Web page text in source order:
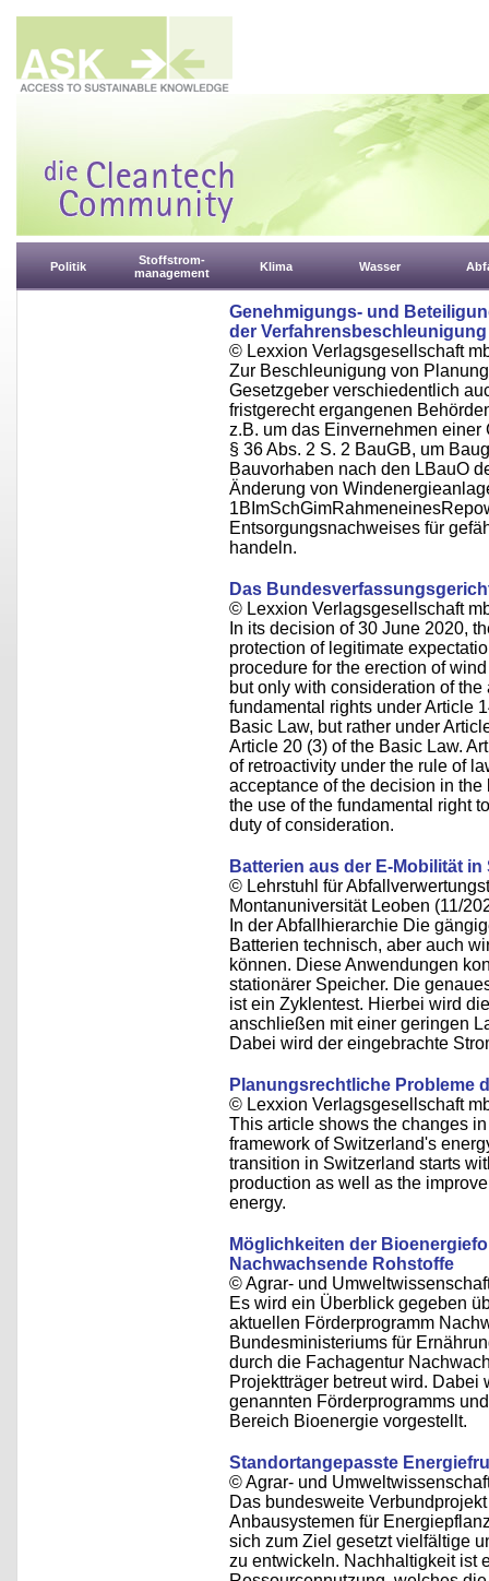
Politik
Stoffstrom-
management
Klima Wasser
Genehmigungs- und
der
© Lexxion Verlagsgesellschaft
Zur Beschleunigung von
Gesetzgeber verschiedentlich
fristgerecht ergangenen
z.B. um das Einvernehmen
§ 36 Abs. 2 S. 2 BauGB, um
Bauvorhaben nach den LBauO
Änderung von
Entsorgungsnachweises für
handeln.
Das
© Lexxion Verlagsgesellschaft
In its decision of 30 June 2020,
protection of legitimate
procedure for the erection of
but only with consideration of
fundamental rights under Article
Basic Law, but rather under
Article 20 (3) of the Basic Law.
of retroactivity under the rule of
acceptance of the decision in
the use of the fundamental right
duty of consideration.
Batterien aus der E-Mobilität
© Lehrstuhl für
Montanuniversität Leoben (11/
In der Abfallhierarchie Die
Batterien technisch, aber auch
können. Diese Anwendungen
stationärer Speicher. Die
ist ein Zyklentest. Hierbei wird
anschließen mit einer geringen
Dabei wird der eingebrachte
Planungsrechtliche Probleme
© Lexxion Verlagsgesellschaft
This article shows the changes
framework of Switzerland's
transition in Switzerland starts
production as well as the
energy.
Möglichkeiten der
Nachwachsende Rohstoffe
© Agrar- und
Es wird ein Überblick gegeben
aktuellen Förderprogramm
Bundesministeriums für
durch die Fachagentur
Projektträger betreut wird.
genannten Förderprogramms
Bereich Bioenergie vorgestellt.
Standortangepasste
© Agrar- und
Das bundesweite
Anbausystemen für
sich zum Ziel gesetzt vielfältige
zu entwickeln. Nachhaltigkeit ist